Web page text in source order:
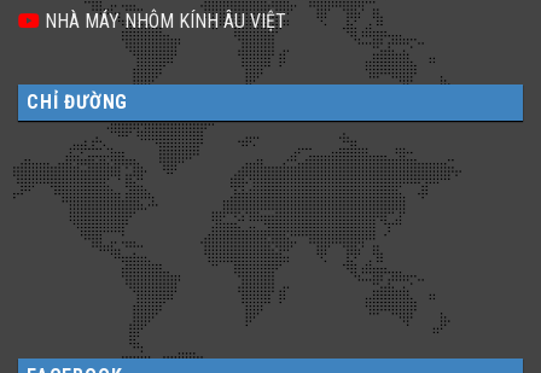
NHÀ MÁY NHÔM KÍNH ÂU VIỆT
CHỈ ĐƯỜNG